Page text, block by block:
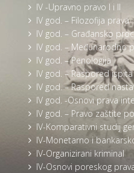
IV -Upravno pravo I i II
IV god. – Filozofija prava
IV god. – Građansko
IV god. – Međunarodno
IV god. – Penologija
IV god. – Raspored ispita
IV god. – Raspored
IV god. -Osnovi prava
IV god. – Pravo zaštite
IV-Komparativni studij
IV-Monetarno i
IV-Organizirani kriminal
IV-Osnovi poreskog